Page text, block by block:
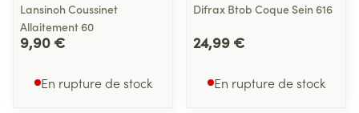
Lansinoh Coussinet
Allaitement 60
9,90 €
En rupture de stock
Difrax Btob Coque Sein 616
24,99 €
En rupture de stock